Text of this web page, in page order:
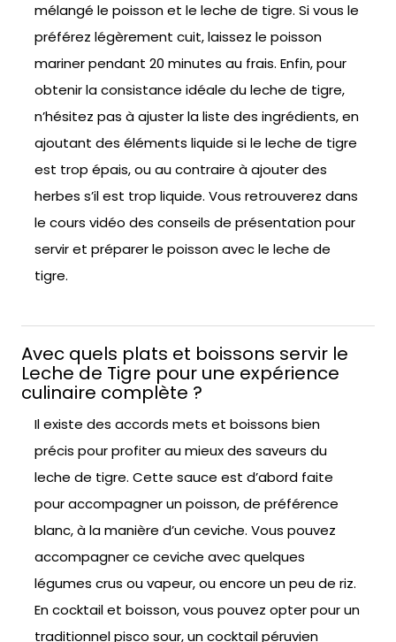
mélangé le poisson et le leche de tigre. Si vous le
préférez légèrement cuit, laissez le poisson
mariner pendant 20 minutes au frais. Enfin, pour
obtenir la consistance idéale du leche de tigre,
n’hésitez pas à ajuster la liste des ingrédients, en
ajoutant des éléments liquide si le leche de tigre
est trop épais, ou au contraire à ajouter des
herbes s’il est trop liquide. Vous retrouverez dans
le cours vidéo des conseils de présentation pour
servir et préparer le poisson avec le leche de
tigre.
Avec quels plats et boissons servir le
Leche de Tigre pour une expérience
culinaire complète ?
Il existe des accords mets et boissons bien
précis pour profiter au mieux des saveurs du
leche de tigre. Cette sauce est d’abord faite
pour accompagner un poisson, de préférence
blanc, à la manière d’un ceviche. Vous pouvez
accompagner ce ceviche avec quelques
légumes crus ou vapeur, ou encore un peu de riz.
En cocktail et boisson, vous pouvez opter pour un
traditionnel pisco sour, un cocktail péruvien